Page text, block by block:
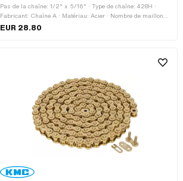
Pas de la chaîne: 1/2" x 5/16" · Type de chaîne: 428H ·
Fabricant: Chaîne A · Matériau: Acier · Nombre de maillons:
144 pcs · Circonférence de roulement: 1829 mm · Type de
EUR 28.80